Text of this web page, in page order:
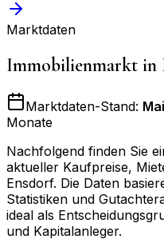
Marktdaten
Immobilienmarkt in
Marktdaten-Stand:
Monate
Nachfolgend finden Sie
aktueller Kaufpreise,
Ensdorf. Die Daten
Statistiken und
ideal als
und Kapitalanleger.